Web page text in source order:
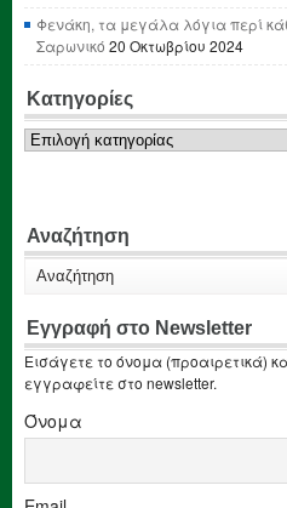
Φενάκη, τα μεγάλα λόγια περί
Σαρωνικό 20 Οκτωβρίου 2024
Κατηγορίες
Κατηγορίες
Αναζήτηση
Εγγραφή στο Newsletter
Εισάγετε το όνομα (προαιρετικά)
εγγραφείτε στο newsletter.
Όνομα